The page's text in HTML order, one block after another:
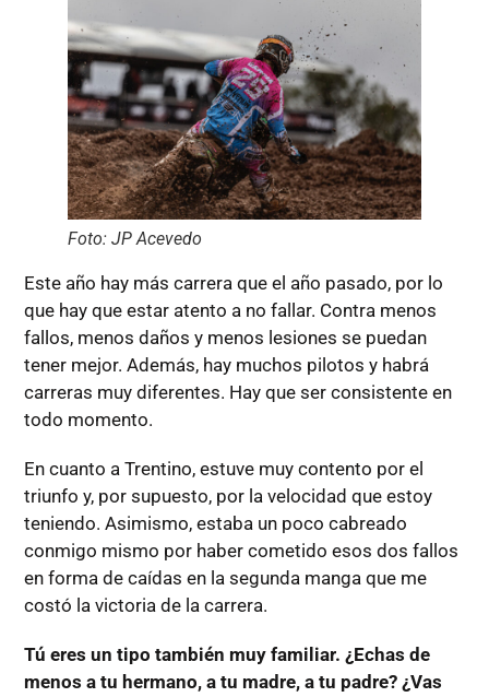
Foto: JP Acevedo
Este año hay más carrera que el año pasado, por lo
que hay que estar atento a no fallar. Contra menos
fallos, menos daños y menos lesiones se puedan
tener mejor. Además, hay muchos pilotos y habrá
carreras muy diferentes. Hay que ser consistente en
todo momento.
En cuanto a Trentino, estuve muy contento por el
triunfo y, por supuesto, por la velocidad que estoy
teniendo. Asimismo, estaba un poco cabreado
conmigo mismo por haber cometido esos dos fallos
en forma de caídas en la segunda manga que me
costó la victoria de la carrera.
Tú eres un tipo también muy familiar. ¿Echas de
menos a tu hermano, a tu madre, a tu padre? ¿Vas